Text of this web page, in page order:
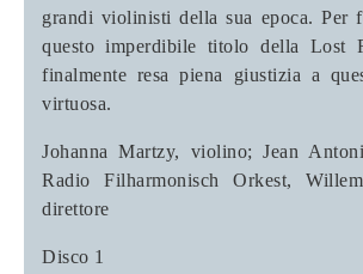
grandi violinisti della sua epoca. Per
questo imperdibile titolo della Lost
finalmente resa piena giustizia a
virtuosa.
Johanna Martzy, violino; Jean
Radio Filharmonisch Orkest,
direttore
Disco 1